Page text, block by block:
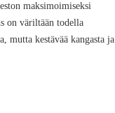
maksimoimiseksi
on väriltään todella
mutta kestävää kangasta ja